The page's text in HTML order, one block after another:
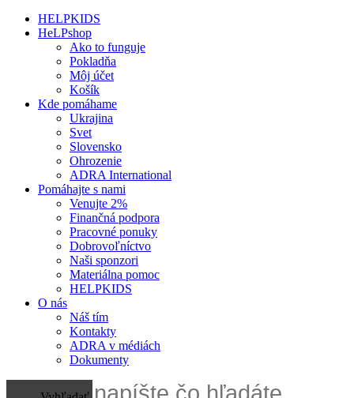
HELPKIDS
HeLPshop
Ako to funguje
Pokladňa
Môj účet
Košík
Kde pomáhame
Ukrajina
Svet
Slovensko
Ohrozenie
ADRA International
Pomáhajte s nami
Venujte 2%
Finančná podpora
Pracovné ponuky
Dobrovoľníctvo
Naši sponzori
Materiálna pomoc
HELPKIDS
O nás
Náš tím
Kontakty
ADRA v médiách
Dokumenty